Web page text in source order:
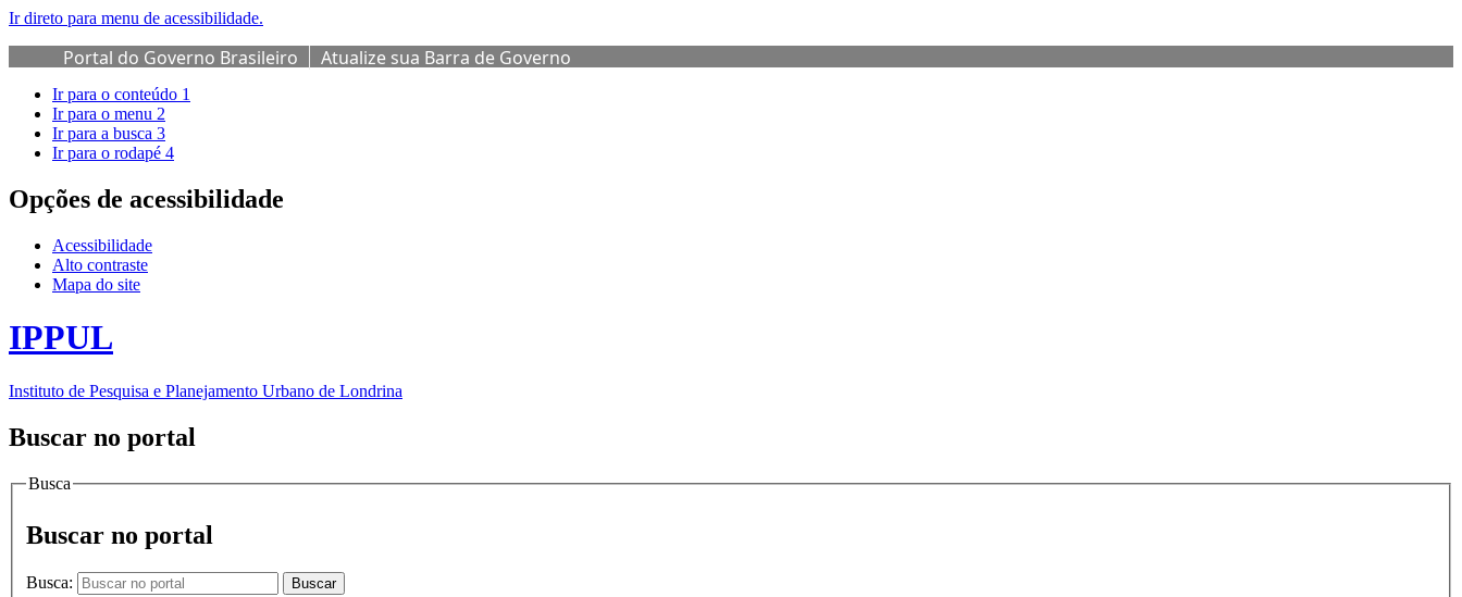
Ir direto para menu de acessibilidade.
Portal do Governo Brasileiro Atualize sua Barra de Governo
Ir para o conteúdo 1
Ir para o menu 2
Ir para a busca 3
Ir para o rodapé 4
Opções de acessibilidade
Acessibilidade
Alto contraste
Mapa do site
IPPUL
Instituto de Pesquisa e Planejamento Urbano de Londrina
Buscar no portal
Busca
Buscar no portal
Busca: Buscar